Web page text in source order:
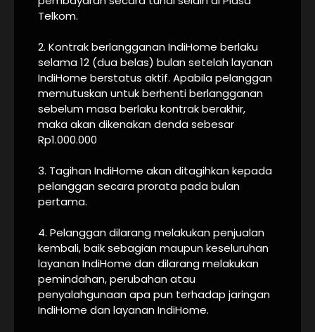
Telkom.
2. Kontrak berlangganan IndiHome berlaku
selama 12 (dua belas) bulan setelah layanan
IndiHome berstatus aktif. Apabila pelanggan
memutuskan untuk berhenti berlangganan
sebelum masa berlaku kontrak berakhir,
maka akan dikenakan denda sebesar
Rp1.000.000
3. Tagihan IndiHome akan ditagihkan kepada
pelanggan secara prorata pada bulan
pertama.
4. Pelanggan dilarang melakukan penjualan
kembali, baik sebagian maupun keseluruhan
layanan IndiHome dan dilarang melakukan
pemindahan, perubahan atau
penyalahgunaan apa pun terhadap jaringan
IndiHome dan layanan IndiHome.